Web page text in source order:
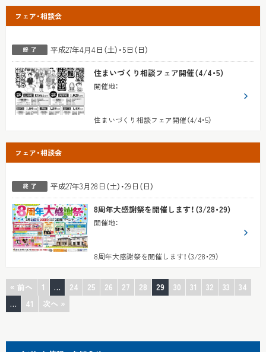
フェア・相談会
平成27年4月4日（土）・5日（日）
住まいづくり相談フェア開催（4/4・5）
開催地：
住まいづくり相談フェア開催（4/4・5）
フェア・相談会
平成27年3月28日（土）・29日（日）
8周年大感謝祭を開催します！（3/28・29）
開催地：
8周年大感謝祭を開催します！（3/28・29）
« 前へ 1 … 24 25 26 27 28 29 30 31 32 33
34
…
41 次へ »